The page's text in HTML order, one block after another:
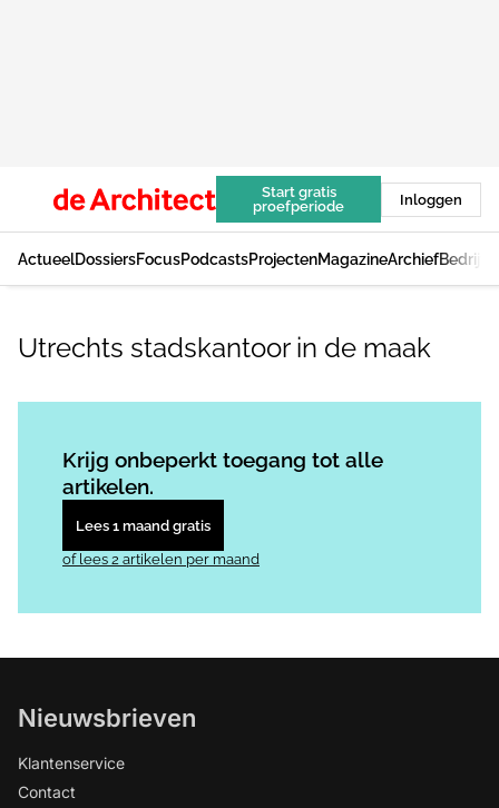
Start gratis
proefperiode
Inloggen
ActueelDossiersFocusPodcastsProjectenMagazineArchief
Utrechts stadskantoor in de maak
Krijg onbeperkt toegang tot alle
artikelen.
Lees 1 maand gratis
of lees 2 artikelen per maand
Nieuwsbrieven
Klantenservice
Contact